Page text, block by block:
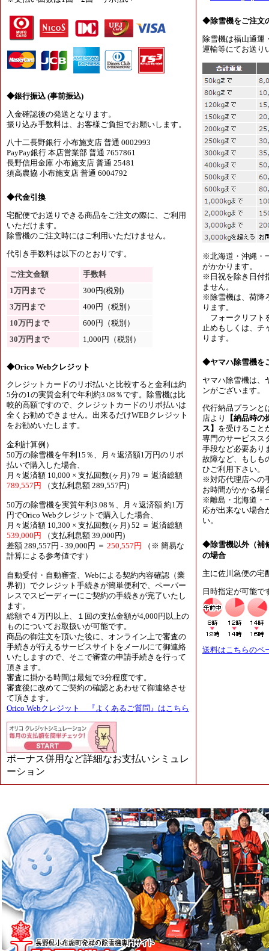
◆銀行振込 (事前振込)
入金確認後の発送となります。
振り込み手数料は、お客様ご負担でお願いします。
八十二長野銀行 小布施支店 普通 0002993
PayPay銀行 本店営業部 普通 7657861
長野信用金庫 小布施支店 普通 25481
須高農協 小布施支店 普通 6004792
◆代金引換
宅配便でお送りできる商品をご注文の際に、ご利用
いただけます。
除雪機のご注文時にはご利用いただけません。
代引き手数料は以下のとおりです。
ご注文金額
手数料
1万円まで
300円(税別)
3万円まで
400円（税別）
10万円まで
600円（税別）
30万円まで
1,000円（税別）
◆Orico Webクレジット
クレジットカードのリボ払いと比較すると金利は約
5分の1の実質金利で年利約3.08％です。除雪機は比
較的高額ですので、クレジットカードのリボ払いは
全くお勧めできません。出来るだけWEBクレジット
をお勧めいたします。
金利計算例）
50万の除雪機を年利15％、月々返済額1万円のリボ
払いで購入した場合、
月々返済額 10,000 × 支払回数(ヶ月) 79 ＝ 返済総額
789,557円
（支払利息額 289,557円)
50万の除雪機を実質年利3.08％、月々返済額 約1万
円でOrico Webクレジットで購入した場合、
月々返済額 10,300 × 支払回数(ヶ月) 52 ＝ 返済総額
539,000円
（支払利息額 39,000円)
差額 289,557円 - 39,000円 ＝ 250,557円
（※ 簡易な
計算による参考値です）
自動受付・自動審査、Webによる契約内容確認（業
界初）でクレジット手続きが簡単便利で、ペーパー
レスでスピーディーにご契約の手続きが完了いたし
ます。
総額で４万円以上、１回の支払金額が4,000円以上の
ものについてお取扱いが可能です。
商品の御注文を頂いた後に、オンライン上で審査の
手続きが行えるサービスサイトをメールにて御連絡
いたしますので、そこで審査の申請手続きを行って
頂きます。
審査に掛かる時間は最短で3分程度です。
審査後に改めてご契約の確認とあわせて御連絡させ
て頂きます。
Orico Webクレジット 『よくあるご質問』はこちら
ボーナス併用など詳細なお支払いシミュレ
ーション
◆除雪機をご注文
除雪機は福山通運
運輸等にてお送り
※北海道・沖縄・
がかかります。
※日祝を除き日付
ません。
※除雪機は、荷降
ります。
フォークリフト
止めもしくは、チ
ります。
◆ヤマハ除雪機を
ヤマハ除雪機は、
ンがございます。
代行納品プランと
店より
【納品時
ス】 を受けること
専門のサービスス
手段など必要あり
故障など、もしも
ひご利用下さい。
※対応代理店への
お時間がかかる場
※離島・北海道・
応が出来ない場合
い。
◆除雪機以外（補
の場合
主に佐川急便の宅
日時指定が可能で
送料はこちらのペ